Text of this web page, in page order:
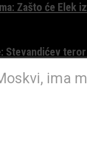
Zašto će
Stevandićev
ima